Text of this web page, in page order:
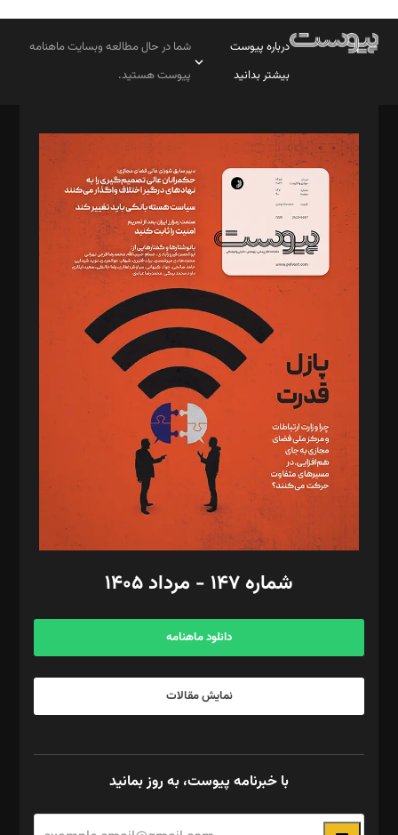
درباره پیوست
بیشتر بدانید
شما در حال مطالعه وبسایت ماهنامه
پیوست هستید.
مدیر مسئول: محمدباقر اثنی‌عشری
سردبیر: مهرک محمودی
دبیر تحریریه: میثم قاسمی
د‌بیر ناداستان: سمانه سمیع
د‌بیر خدمت و تجارت: ابوالفضل رجبی
د‌بیر حقوق فناوری: حسام‌الدین ایپکچی
د‌بیر پیوست جهان: مینا پاکدل
د‌بیر تحریریه آنلاین: بابک نقاش
تحریریه‌: مجتبی محمود‌ی، آرش برهمند، یسنا امان‌پور، سروش کرمیان،
مصطفی مسجدی آرانی، ابوالفضل رجبی، زهرا فکرانه، فائزه فتحی
رستمی،مصطفی باستان
ویرایش: نگار استاد‌‌آقا
طراح یونیفرم: مجید توکلی
فیلمبرداری و عکاسی: امیر شفیعی، مانی لطفی زاده
گرافیک و صفحه‌آرایی: سید‌سبحان‌علی ثابت
مد‌یر توسعه تجاری: کامبیز برید‌
امور مالی: شاپور رهبری، محمد‌ کاظمی‌نیا
آگهی و مشترکین: ۰۹۱۹۹۹۹۰۴۵۴
شماره ۱۴۷ - مرداد ۱۴۰۵
دانلود ماهنامه
نمایش مقالات
با خبرنامه پیوست، به روز بمانید